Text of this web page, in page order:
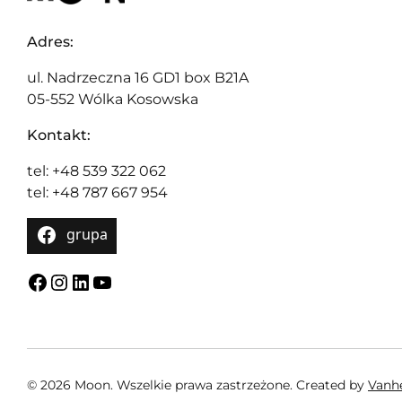
Adres:
ul. Nadrzeczna 16 GD1 box B21A
05-552 Wólka Kosowska
Kontakt:
tel: +48 539 322 062
tel: +48 787 667 954
grupa
Facebook
Instagram
LinkedIn
YouTube
© 2026 Moon. Wszelkie prawa zastrzeżone. Created by